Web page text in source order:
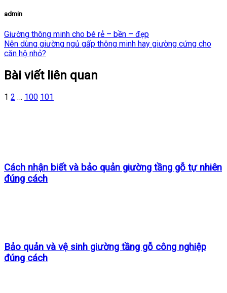
admin
Giường thông minh cho bé rẻ – bền – đẹp
Nên dùng giường ngủ gấp thông minh hay giường cứng cho
căn hộ nhỏ?
Bài viết liên quan
1 2 … 100 101
Cách nhận biết và bảo quản giường tầng gỗ tự nhiên
đúng cách
Bảo quản và vệ sinh giường tầng gỗ công nghiệp
đúng cách